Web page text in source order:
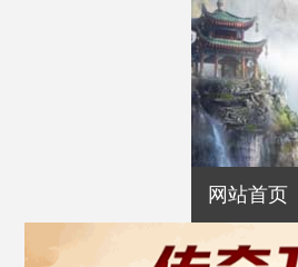
网站首页